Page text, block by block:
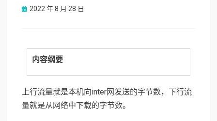
Posted
2022 年 8 月 28 日
内容纲要
上行流量就是本机向inter网发送的字节数，下行流
量就是从网络中下载的字节数。